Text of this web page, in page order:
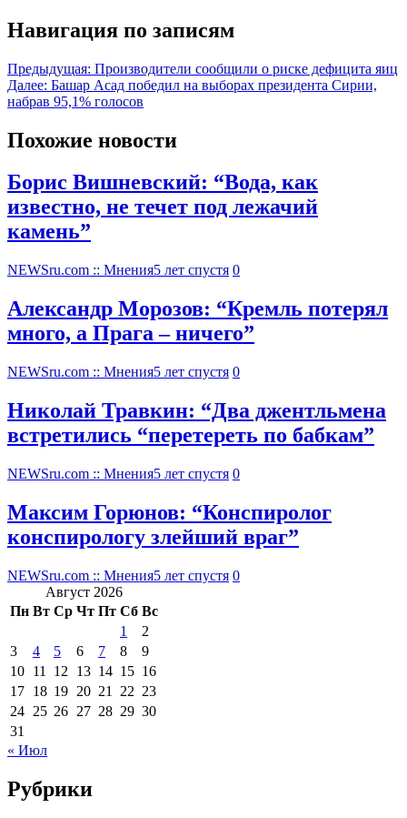
Навигация по записям
Предыдущая: Производители сообщили о риске дефицита яиц
Далее: Башар Асад победил на выборах президента Сирии,
набрав 95,1% голосов
Похожие новости
Борис Вишневский: “Вода, как
известно, не течет под лежачий
камень”
NEWSru.com :: Мнения5 лет спустя 0
Александр Морозов: “Кремль потерял
много, а Прага – ничего”
NEWSru.com :: Мнения5 лет спустя 0
Николай Травкин: “Два джентльмена
встретились “перетереть по бабкам”
NEWSru.com :: Мнения5 лет спустя 0
Максим Горюнов: “Конспиролог
конспирологу злейший враг”
NEWSru.com :: Мнения5 лет спустя 0
Август 2026
Пн Вт Ср Чт Пт Сб Вс
1
2
3
4 5 6 7 8
9
10 11 12 13 14 15 16
17 18 19 20 21 22 23
24 25 26 27 28 29 30
31
« Июл
Рубрики